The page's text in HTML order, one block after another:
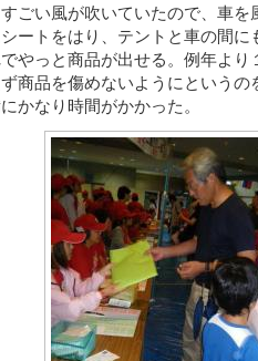
ごい風が吹いていたので、車を
シートをはり、テントと車の間
やっと商品が出せる。例年より
商品を傷めないようにというの
かなり時間がかかった。